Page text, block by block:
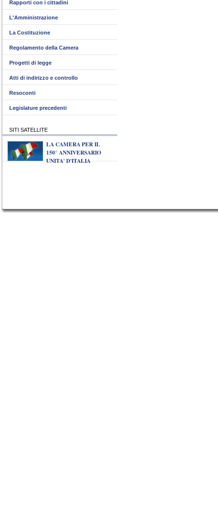
Rapporti con i cittadini
L'Amministrazione
La Costituzione
Regolamento della Camera
Progetti di legge
Atti di indirizzo e controllo
Resoconti
Legislature precedenti
SITI SATELLITE
LA CAMERA PER IL
150° ANNIVERSARIO
UNITA' D'ITALIA